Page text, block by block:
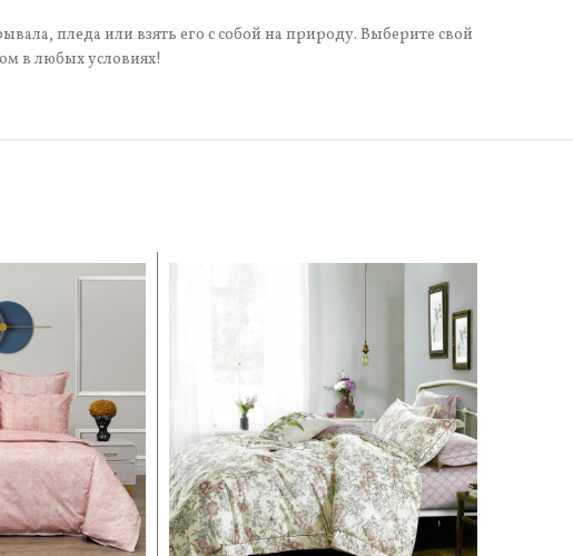
пледа или взять его с собой на природу. Выберите свой
в любых условиях!